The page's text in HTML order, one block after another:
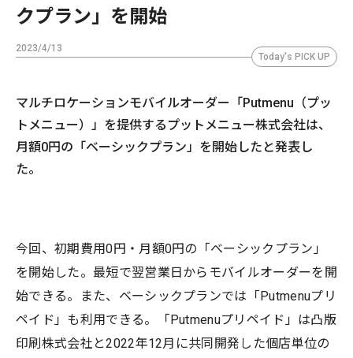
クプラン」を開始
2023/4/13
Today's PICK UP
マルチロケーションモバイルオーダー「Putmenu（プッ
トメニュー）」を提供するプットメニュー株式会社は、
月額0円の「ベーシックプラン」を開始したと発表し
た。
今回、初期費用0円・月額0円の「ベーシックプラン」
を開始した。最短で翌営業日からモバイルオーダーを開
始できる。また、ベーシックプランでは「Putmenuプリ
ペイド」も利用できる。「Putmenuプリペイド」は凸版
印刷株式会社と2022年12月に共同開発した個店単位の